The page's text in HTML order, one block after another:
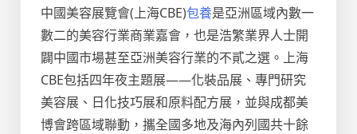
中國美容展覽會(上海CBE)包養是亞洲區域內數一
數二的美容行業商業嘉會，也是浩繁業界人士開
闢中國市場甚至亞洲美容行業的不貳之選。上海
CBE包括四年夜主題展——化裝品展、專門研究
美容展、日化技巧展和原料配方展，並與成都美
博會跨區域聯動，攜全國多地及海內列國共十餘